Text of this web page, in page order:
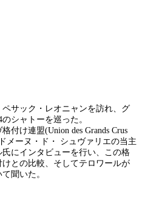
サック・レオニャンを訪れ、グ
シャトーを巡った。
付け連盟(Union des Grands Crus
メーヌ・ド・ シュヴァリエの当主
にインタビューを行い、この格
との比較、そしてテロワールが
聞いた。